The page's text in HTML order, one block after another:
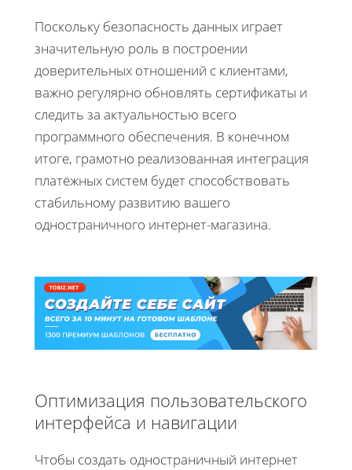
Поскольку безопасность данных играет
значительную роль в построении
доверительных отношений с клиентами,
важно регулярно обновлять сертификаты и
следить за актуальностью всего
программного обеспечения. В конечном
итоге, грамотно реализованная интеграция
платёжных систем будет способствовать
стабильному развитию вашего
одностраничного интернет-магазина.
Оптимизация пользовательского
интерфейса и навигации
Чтобы создать одностраничный интернет